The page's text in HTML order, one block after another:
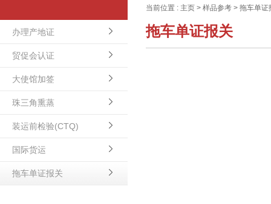
办理产地证
贸促会认证
大使馆加签
珠三角熏蒸
装运前检验(CTQ)
国际货运
拖车单证报关
当前位置 : 主页 > 样品参考 > 拖车单证
拖车单证报关